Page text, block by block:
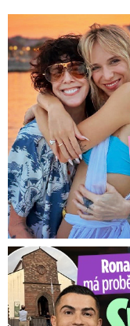
Bývalá reportérka
Ronaldova velkolepá